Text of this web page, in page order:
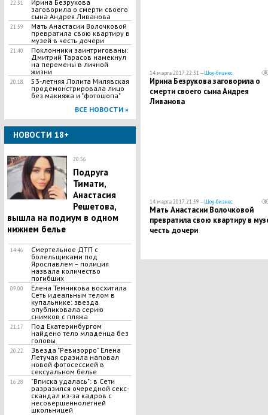
22:31
Ирина Безрукова
заговорила о смерти своего
сына Андрея Ливанова
21:59
Мать Анастасии Волочковой
превратила свою квартиру в
музей в честь дочери
21:40
Поклонники заинтригованы:
Дмитрий Тарасов намекнул
на перемены в личной
жизни
20:18
53-летняя Лолита Милявская
продемонстрировала лицо
без макияжа и "фотошопа"
ВСЕ НОВОСТИ »
НОВОСТИ 18+
20:56
Подруга
Тимати,
Анастасия
Решетова,
вышла на подиум в одном
нижнем белье
14:46
Смертельное ДТП с
болельщиками под
Ярославлем – полиция
назвала количество
погибших
09:00
Елена Темникова восхитила
Сеть идеальным телом в
купальнике: звезда
опубликовала серию
снимков с пляжа
21:17
Под Екатеринбургом
найдено тело младенца без
головы
20:22
Звезда "Ревизорро" Елена
Летучая сразила наповал
новой фотосессией в
сексуальном белье
16:28
"Вписка удалась": в Сети
разразился очередной секс-
скандал из-за кадров с
несовершеннолетней
школьницей
14 марта 2017, 22:31 —Шоу-бизнес
Ирина Безрукова заговорила о
смерти своего сына Андрея
Ливанова
14 марта 2017, 21:59 —Шоу-бизнес
Мать Анастасии Волочковой
превратила свою квартиру в
честь дочери